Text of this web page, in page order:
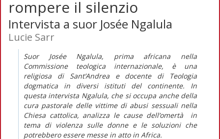
rompere il silenzio
Intervista a suor Josée Ngalula
Lucie Sarr
Suor Josée Ngalula, prima africana nella
Commissione teologica internazionale, è una
religiosa di Sant’Andrea e docente di Teologia
dogmatica in diversi istituti del continente. In
questa intervista Ngalula, che si occupa anche della
cura pastorale delle vittime di abusi sessuali nella
Chiesa cattolica, analizza le cause dell’omertà
in
tema di violenza sulle donne e le soluzioni che
potrebbero essere messe in atto in Africa.